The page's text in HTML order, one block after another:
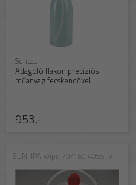
953,-
Suntec
Adagoló flakon precíziós
műanyag fecskendővel
SUN-IPA wipe 70/160 4055-V